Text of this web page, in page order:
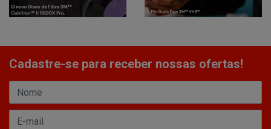
Cadastre-se para receber nossas ofertas!